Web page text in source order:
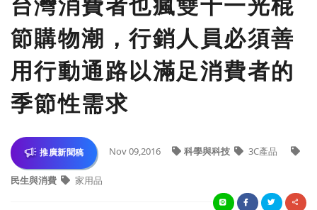
節購物潮，行銷人員必須善
用行動通路以滿足消費者的
季節性需求
推廣新聞稿 Nov 09,2016 科學與科技 3C產品
民生與消費 家用品